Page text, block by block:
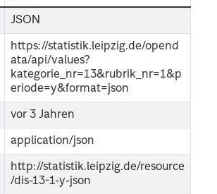
JSON
https://statistik.leipzig.de/opend
ata/api/values?
kategorie_nr=13&rubrik_nr=1&p
eriode=y&format=json
vor 3 Jahren
application/json
http://statistik.leipzig.de/resource
/dis-13-1-y-json